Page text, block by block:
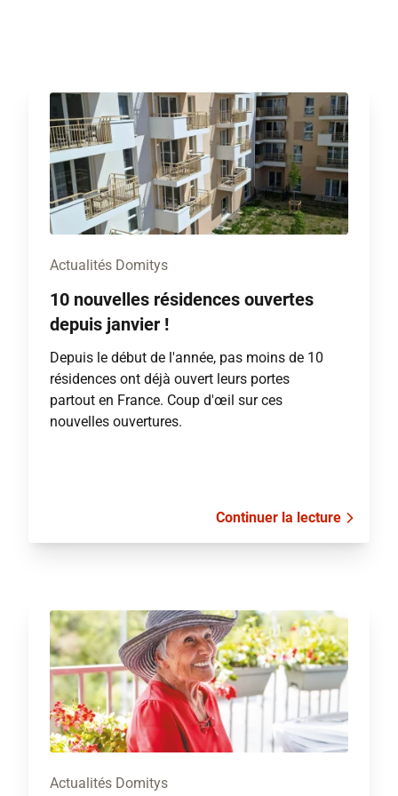
Actualités Domitys
10 nouvelles résidences ouvertes
depuis janvier !
Depuis le début de l'année, pas moins de 10
résidences ont déjà ouvert leurs portes
partout en France. Coup d'œil sur ces
nouvelles ouvertures.
Continuer la lecture
Actualités Domitys